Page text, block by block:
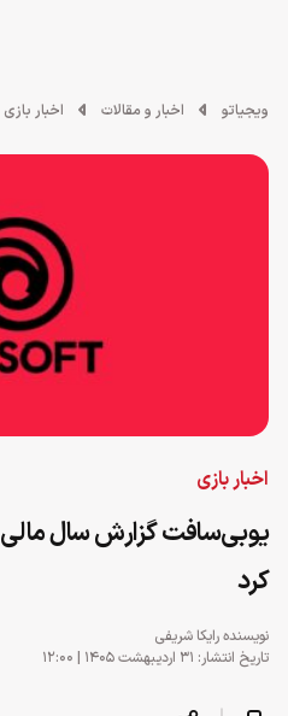
ویجیاتو اخبار و مقالات اخبار بازی
اخبار بازی
کرد
نویسندهرایکا شریفی
تاریخ انتشار: ۳۱ اردیبهشت ۱۴۰۵ | ۱۲:۰۰